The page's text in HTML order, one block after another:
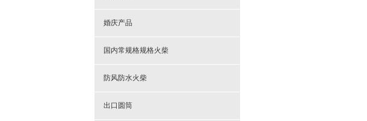
婚庆产品
国内常规格规格火柴
防风防水火柴
出口圆筒